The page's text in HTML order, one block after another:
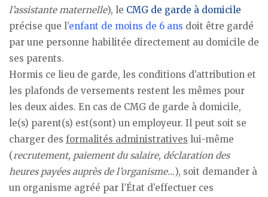
l’assistante maternelle), le CMG de garde à domicile
précise que l’enfant de moins de 6 ans doit être gardé
par une personne habilitée directement au domicile de
ses parents.
Hormis ce lieu de garde, les conditions d’attribution et
les plafonds de versements restent les mêmes pour
les deux aides. En cas de CMG de garde à domicile,
le(s) parent(s) est(sont) un employeur. Il peut soit se
charger des formalités administratives lui-même
(recrutement, paiement du salaire, déclaration des
heures payées auprès de l’organisme…), soit demander à
un organisme agréé par l’État d’effectuer ces